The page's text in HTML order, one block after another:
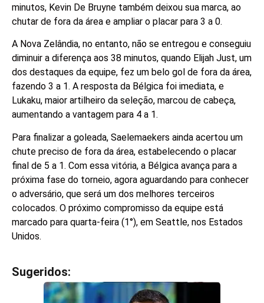
minutos, Kevin De Bruyne também deixou sua marca, ao
chutar de fora da área e ampliar o placar para 3 a 0.
A Nova Zelândia, no entanto, não se entregou e conseguiu
diminuir a diferença aos 38 minutos, quando Elijah Just, um
dos destaques da equipe, fez um belo gol de fora da área,
fazendo 3 a 1. A resposta da Bélgica foi imediata, e
Lukaku, maior artilheiro da seleção, marcou de cabeça,
aumentando a vantagem para 4 a 1.
Para finalizar a goleada, Saelemaekers ainda acertou um
chute preciso de fora da área, estabelecendo o placar
final de 5 a 1. Com essa vitória, a Bélgica avança para a
próxima fase do torneio, agora aguardando para conhecer
o adversário, que será um dos melhores terceiros
colocados. O próximo compromisso da equipe está
marcado para quarta-feira (1°), em Seattle, nos Estados
Unidos.
Sugeridos: